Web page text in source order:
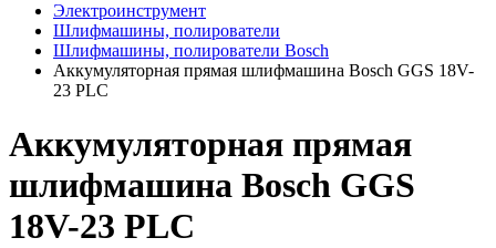
Электроинструмент
Шлифмашины, полирователи
Шлифмашины, полирователи Bosch
Аккумуляторная прямая шлифмашина Bosch GGS 18V-
23 PLC
Аккумуляторная прямая
шлифмашина Bosch GGS
18V-23 PLC